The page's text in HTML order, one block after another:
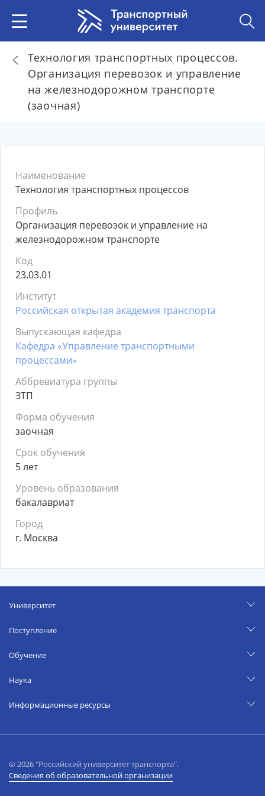
Технология транспортных процессов.
Организация перевозок и управление
на железнодорожном транспорте
(заочная)
Наименование
Технология транспортных процессов
Профиль
Организация перевозок и управление на
железнодорожном транспорте
Код
23.03.01
Институт
Российская открытая академия транспорта
Выпускающая кафедра
Кафедра «Управление транспортными
процессами»
Аббревиатура группы
ЗТП
Форма обучения
заочная
Срок обучения
5 лет
Уровень образования
бакалавриат
Город
г. Москва
Университет
Поступление
Обучение
Наука
Информационные ресурсы
© 2026 "Российский университет транспорта".
Сведения об образовательной организации